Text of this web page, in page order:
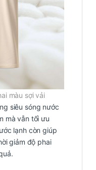
màu sợi vải
siêu sóng nước
mà vẫn tối ưu
lạnh còn giúp
giảm độ phai